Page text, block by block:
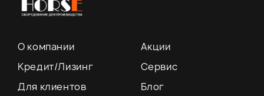
О компании
Акции
Кредит/Лизинг
Сервис
Для клиентов
Блог